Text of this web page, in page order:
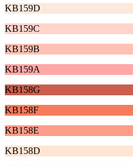
KB159D
KB159C
KB159B
KB159A
KB158G
KB158F
KB158E
KB158D